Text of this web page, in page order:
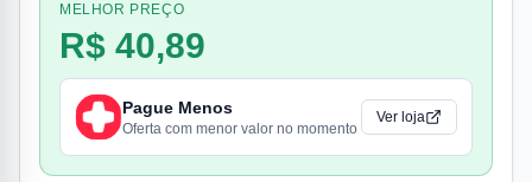
MELHOR PREÇO
R$ 40,89
Pague Menos
Oferta com menor valor no momento
Ver loja